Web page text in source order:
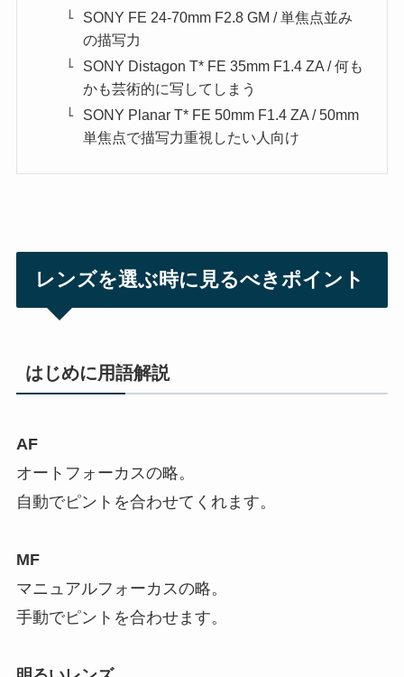
SONY FE 24-70mm F2.8 GM / 単焦点並み
の描写力
SONY Distagon T* FE 35mm F1.4 ZA / 何も
かも芸術的に写してしまう
SONY Planar T* FE 50mm F1.4 ZA / 50mm
単焦点で描写力重視したい人向け
レンズを選ぶ時に見るべきポイント
はじめに用語解説
AF
オートフォーカスの略。
自動でピントを合わせてくれます。
MF
マニュアルフォーカスの略。
手動でピントを合わせます。